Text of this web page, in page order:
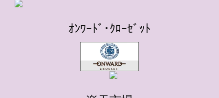
ｵﾝﾜｰﾄﾞ･ｸﾛｰｾﾞｯﾄ